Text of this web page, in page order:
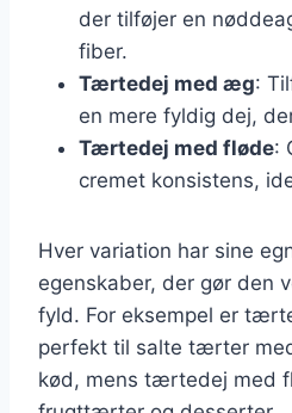
der tilføjer en
fiber.
Tærtedej med æg:
en mere fyldig dej,
Tærtedej med fløde:
cremet konsistens,
Hver variation har sine
egenskaber, der gør den
fyld. For eksempel er
perfekt til salte tærter
kød, mens tærtedej med